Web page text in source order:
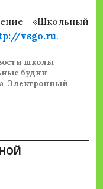
«Школьный
vsgo.ru.
школы
будни
, Электронный